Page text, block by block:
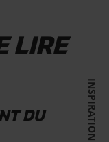
LIRE
INSPIRATION
DU